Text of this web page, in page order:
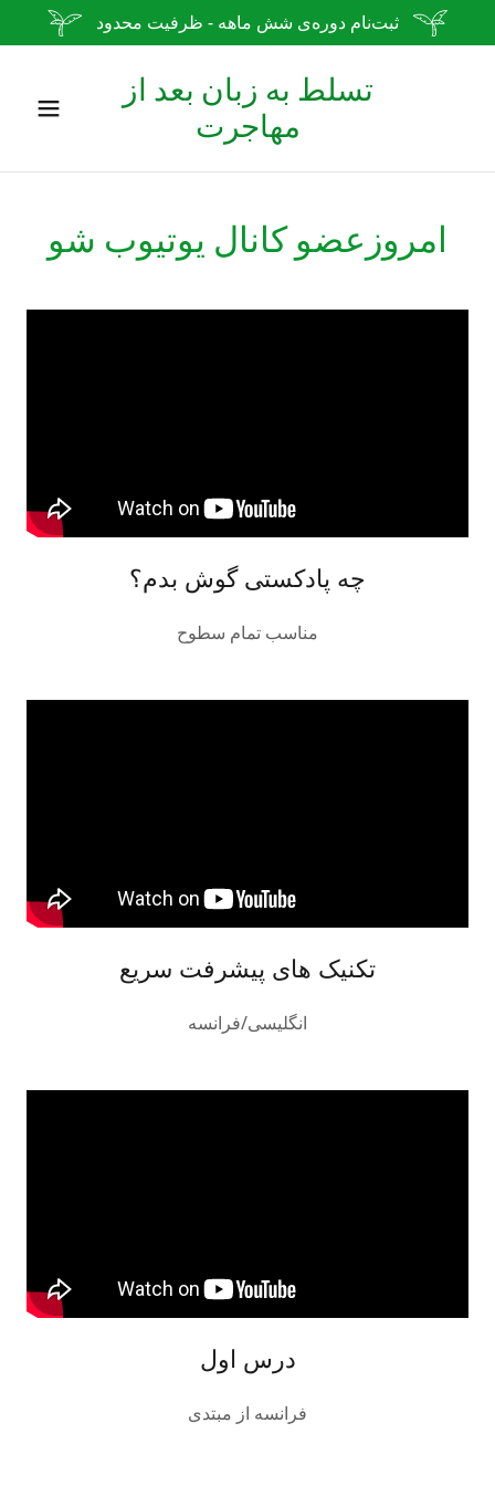
ثبت‌نام دوره‌ی شش ماهه - ظرفیت محدود
تسلط به زبان بعد از
مهاجرت
امروزعضو کانال یوتیوب شو
چه پادکستی گوش بدم؟
مناسب تمام سطوح
تکنیک های پیشرفت سریع
انگلیسی/فرانسه
درس اول
فرانسه از مبتدی